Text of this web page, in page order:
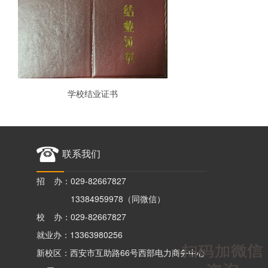
学校结业证书
联系我们
招 办：029-82667827
13384959978（同微信）
校 办：029-82667827
就业办：13363980256
新校区：西安市互助路66号西部电力商务中心